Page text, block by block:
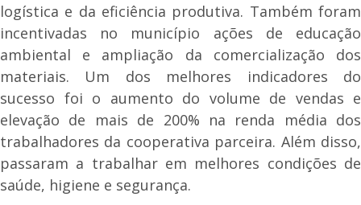
logística e da eficiência produtiva. Também foram
incentivadas no município ações de educação
ambiental e ampliação da comercialização dos
materiais. Um dos melhores indicadores do
sucesso foi o aumento do volume de vendas e
elevação de mais de 200% na renda média dos
trabalhadores da cooperativa parceira. Além disso,
passaram a trabalhar em melhores condições de
saúde, higiene e segurança.